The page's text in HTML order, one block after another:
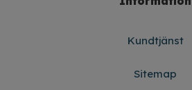
Kundtjänst
Sitemap